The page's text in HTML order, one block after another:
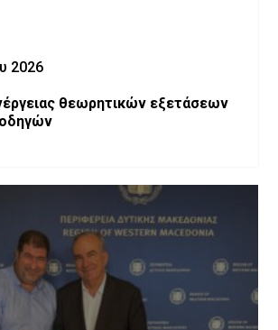
2026
θεωρητικών εξετάσεων